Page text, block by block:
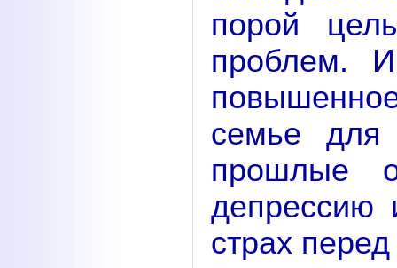
порой
проблем.
семье для
прошлые
депрессию
страх